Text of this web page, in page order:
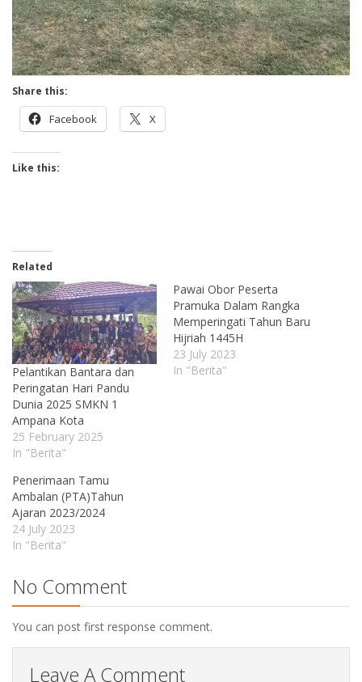
Share this:
Facebook X
Like this:
Related
Pelantikan Bantara dan
Peringatan Hari Pandu
Dunia 2025 SMKN 1
Ampana Kota
25 February 2025
In "Berita"
Pawai Obor Peserta
Pramuka Dalam Rangka
Memperingati Tahun Baru
Hijriah 1445H
23 July 2023
In "Berita"
Penerimaan Tamu
Ambalan (PTA)Tahun
Ajaran 2023/2024
24 July 2023
In "Berita"
No Comment
You can post first response comment.
Leave A Comment